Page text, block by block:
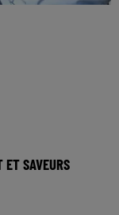
SAVEURS